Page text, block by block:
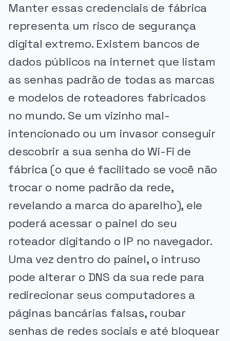
Manter essas credenciais de fábrica
representa um risco de segurança
digital extremo. Existem bancos de
dados públicos na internet que listam
as senhas padrão de todas as marcas
e modelos de roteadores fabricados
no mundo. Se um vizinho mal-
intencionado ou um invasor conseguir
descobrir a sua senha do Wi-Fi de
fábrica (o que é facilitado se você não
trocar o nome padrão da rede,
revelando a marca do aparelho), ele
poderá acessar o painel do seu
roteador digitando o IP no navegador.
Uma vez dentro do painel, o intruso
pode alterar o DNS da sua rede para
redirecionar seus computadores a
páginas bancárias falsas, roubar
senhas de redes sociais e até bloquear